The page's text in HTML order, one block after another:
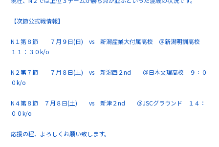
【次節公式戦情報】
N１第８節 ７月９日(日) vs 新潟産業大付属高校 ＠新潟明訓高校
１１：３０k/o
N２第７節 ７月８日(土) vs 新潟西２nd ＠日本文理高校 ９：０
０k/o
N４第８節 ７月８日(土) vs 新津２nd ＠JSCグラウンド １４：
００k/o
応援の程、よろしくお願い致します。